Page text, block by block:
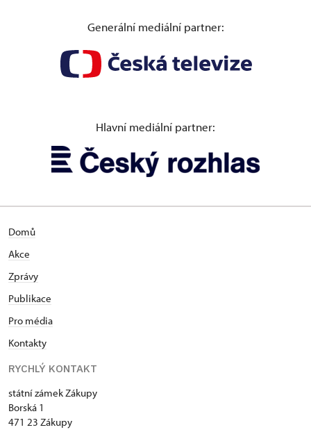
Generální mediální partner:
Hlavní mediální partner:
Domů
Akce
Zprávy
Publikace
Pro média
Kontakty
RYCHLÝ KONTAKT
státní zámek Zákupy
Borská 1
471 23 Zákupy